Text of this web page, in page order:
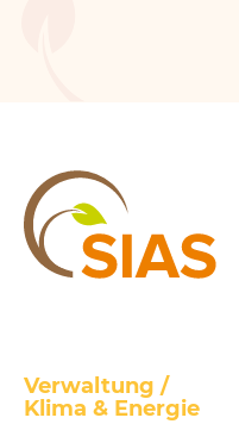
Verwaltung /
Klima & Energie